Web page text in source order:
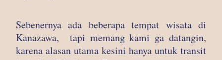
Sebenernya ada beberapa tempat wisata di
Kanazawa, tapi memang kami ga datangin,
karena alasan utama kesini hanya untuk transit